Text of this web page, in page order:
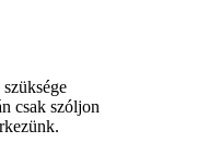
csak szóljon